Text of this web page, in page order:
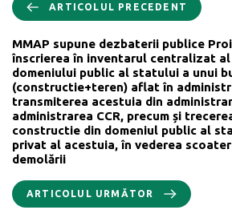
ARTICOLUL PRECEDENT
MMAP supune dezbaterii publice
înscrierea în inventarul centralizat
domeniului public al statului a unui
(constructie+teren) aflat în
transmiterea acestuia din
administrarea CCR, precum și
constructie din domeniul public al
privat al acestuia, în vederea
demolării
ARTICOLUL URMĂTOR